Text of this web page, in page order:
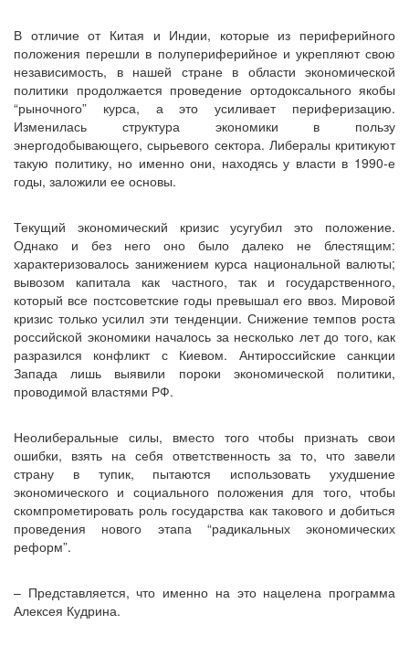
В отличие от Китая и Индии, которые из периферийного
положения перешли в полупериферийное и укрепляют свою
независимость, в нашей стране в области экономической
политики продолжается проведение ортодоксального якобы
“рыночного” курса, а это усиливает периферизацию.
Изменилась структура экономики в пользу
энергодобывающего, сырьевого сектора. Либералы критикуют
такую политику, но именно они, находясь у власти в 1990-е
годы, заложили ее основы.
Текущий экономический кризис усугубил это положение.
Однако и без него оно было далеко не блестящим:
характеризовалось занижением курса национальной валюты;
вывозом капитала как частного, так и государственного,
который все постсоветские годы превышал его ввоз. Мировой
кризис только усилил эти тенденции. Снижение темпов роста
российской экономики началось за несколько лет до того, как
разразился конфликт с Киевом. Антироссийские санкции
Запада лишь выявили пороки экономической политики,
проводимой властями РФ.
Неолиберальные силы, вместо того чтобы признать свои
ошибки, взять на себя ответственность за то, что завели
страну в тупик, пытаются использовать ухудшение
экономического и социального положения для того, чтобы
скомпрометировать роль государства как такового и добиться
проведения нового этапа “радикальных экономических
реформ”.
– Представляется, что именно на это нацелена программа
Алексея Кудрина.